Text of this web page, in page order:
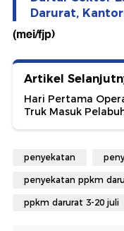
Darurat,
(mei/fjp)
Artikel
Hari Pertama
Truk Masuk
penyekatan
penyekatan ppkm
ppkm darurat 3-20 juli